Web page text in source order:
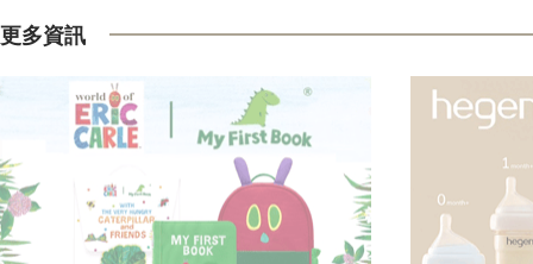
更多資訊